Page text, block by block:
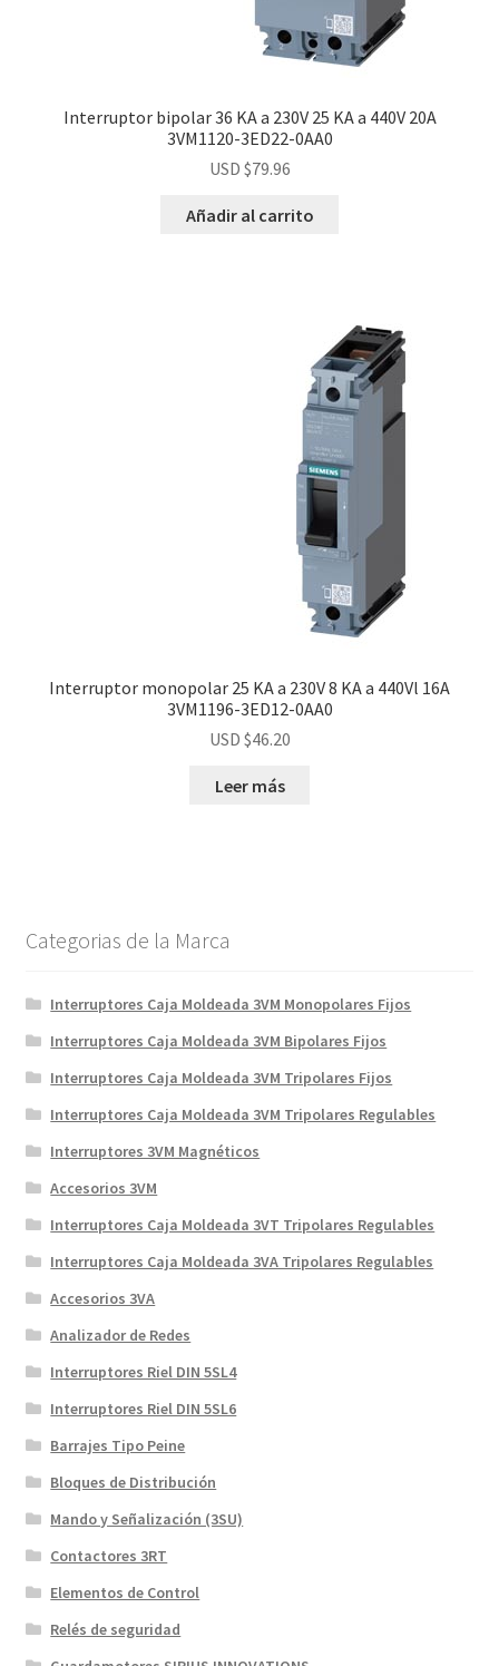
Interruptor bipolar 36 KA a 230V 25 KA a 440V 20A
3VM1120-3ED22-0AA0
USD $79.96
Añadir al carrito
Interruptor monopolar 25 KA a 230V 8 KA a 440Vl 16A
3VM1196-3ED12-0AA0
USD $46.20
Leer más
Categorias de la Marca
Interruptores Caja Moldeada 3VM Monopolares Fijos
Interruptores Caja Moldeada 3VM Bipolares Fijos
Interruptores Caja Moldeada 3VM Tripolares Fijos
Interruptores Caja Moldeada 3VM Tripolares Regulables
Interruptores 3VM Magnéticos
Accesorios 3VM
Interruptores Caja Moldeada 3VT Tripolares Regulables
Interruptores Caja Moldeada 3VA Tripolares Regulables
Accesorios 3VA
Analizador de Redes
Interruptores Riel DIN 5SL4
Interruptores Riel DIN 5SL6
Barrajes Tipo Peine
Bloques de Distribución
Mando y Señalización (3SU)
Contactores 3RT
Elementos de Control
Relés de seguridad